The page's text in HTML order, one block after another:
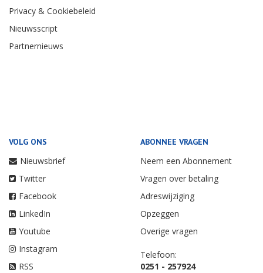
Privacy & Cookiebeleid
Nieuwsscript
Partnernieuws
VOLG ONS
Nieuwsbrief
Twitter
Facebook
LinkedIn
Youtube
Instagram
RSS
ABONNEE VRAGEN
Neem een Abonnement
Vragen over betaling
Adreswijziging
Opzeggen
Overige vragen
Telefoon:
0251 - 257924